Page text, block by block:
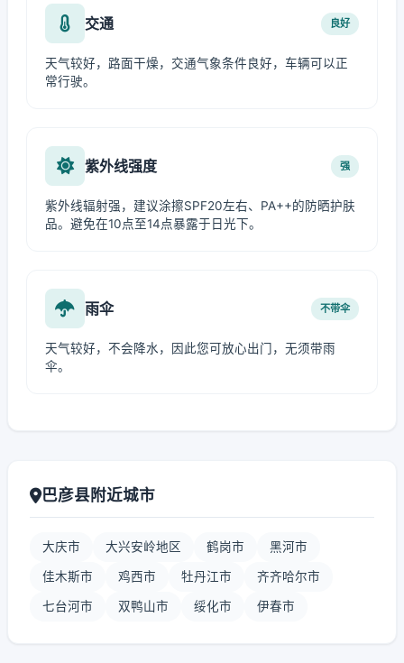
交通 良好
天气较好，路面干燥，交通气象条件良好，车辆可以正
常行驶。
紫外线强度 强
紫外线辐射强，建议涂擦SPF20左右、PA++的防晒护肤
品。避免在10点至14点暴露于日光下。
雨伞 不带伞
天气较好，不会降水，因此您可放心出门，无须带雨
伞。
巴彦县附近城市
大庆市 大兴安岭地区 鹤岗市 黑河市
佳木斯市 鸡西市 牡丹江市 齐齐哈尔市
七台河市 双鸭山市 绥化市 伊春市